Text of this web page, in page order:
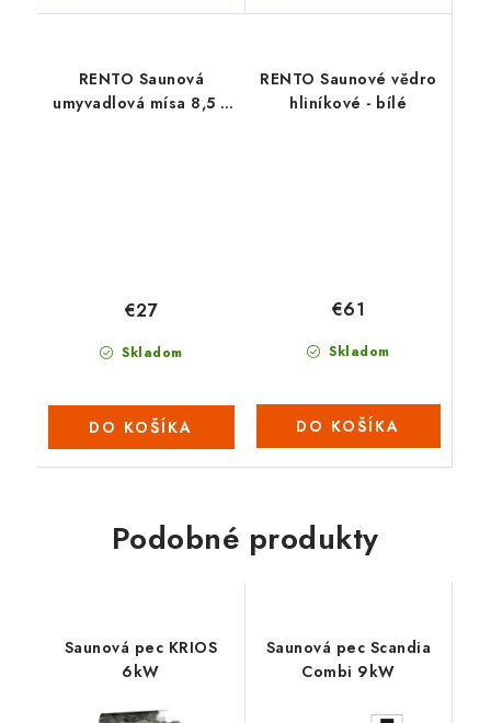
RENTO Saunová
umyvadlová mísa 8,5 L
Skladom
€27
DO KOŠÍKA
RENTO Saunové vědro
hliníkové - bílé
Skladom
€61
DO KOŠÍKA
Podobné produkty
Saunová pec KRIOS
6kW
Saunová pec Scandia
Combi 9kW